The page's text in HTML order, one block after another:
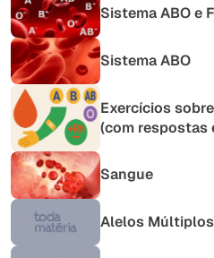
Sistema ABO e
Sistema ABO
Exercícios
(com respostas
Sangue
Alelos